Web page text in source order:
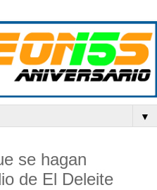
▼
se hagan
de El Deleite